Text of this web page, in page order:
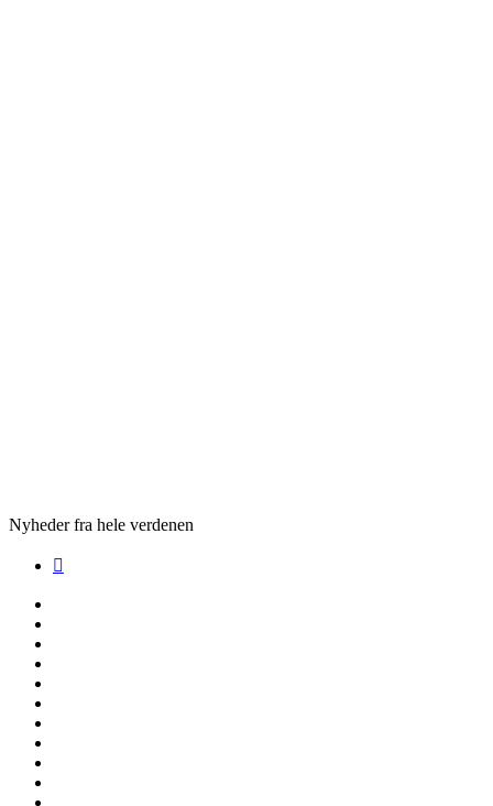
Nyheder fra hele verdenen